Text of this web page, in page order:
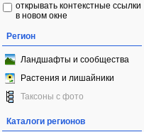
открывать контекстные ссылки
в новом окне
Регион
Ландшафты и сообщества
Растения и лишайники
Таксоны с фото
Каталоги регионов